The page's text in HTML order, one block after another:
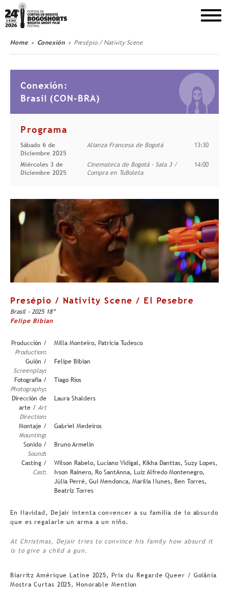
DEL 1 AL 8 DE DICIEMBRE DE 2026
Home Conexión Presépio / Nativity Scene
Conexión:
Brasil (CON-BRA)
Programa
Sábado 6 de
Diciembre 2025
Alianza Francesa de Bogotá 13:30
Miércoles 3 de
Diciembre 2025
Cinemateca de Bogotá - Sala 3 /
Compra en TuBoleta
14:00
Presépio / Nativity Scene / El Pesebre
Brasil - 2025 18”
Felipe Bibian
Producción /
Production:
Milla Monteiro, Patricia Tudesco
Guión /
Screenplay:
Felipe Bibian
Fotografía /
Photography:
Tiago Rios
Dirección de
arte / Art
Direction:
Laura Shalders
Montaje /
Mounting:
Gabriel Medeiros
Sonido /
Sound:
Bruno Armelin
Casting /
Cast:
Wilson Rabelo, Luciano Vidigal, Kikha Danttas, Suzy Lopes,
Ivson Rainero, Ro SantAnna, Luiz Alfredo Montenegro,
Júlia Perré, Gui Mendonca, Marília Nunes, Ben Torres,
Beatriz Torres
En Navidad, Dejair intenta convencer a su familia de lo absurdo
que es regalarle un arma a un niño.
At Christmas, Dejair tries to convince his family how absurd it
is to give a child a gun.
Biarritz Amérique Latine 2025, Prix du Regarde Queer / Goiânia
Mostra Curtas 2025, Honorable Mention